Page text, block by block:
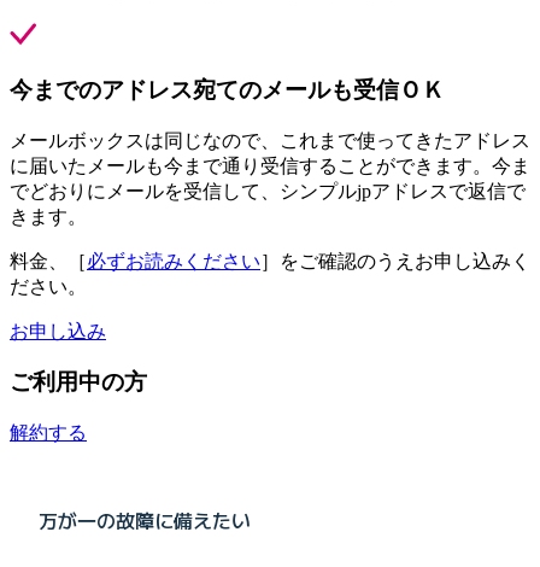
今までのアドレス宛てのメールも受信ＯＫ
メールボックスは同じなので、これまで使ってきたアドレス
に届いたメールも今まで通り受信することができます。今ま
でどおりにメールを受信して、シンプルjpアドレスで返信で
きます。
料金、［必ずお読みください］をご確認のうえお申し込みく
ださい。
お申し込み
ご利用中の方
解約する
万が一の故障に備えたい